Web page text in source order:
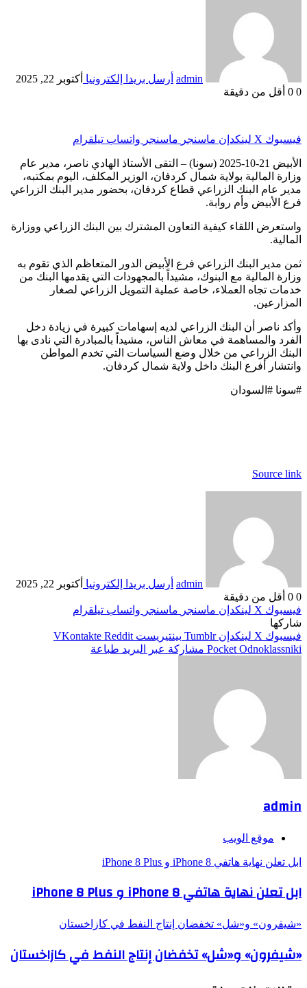
admin أرسل بريدا إلكترونيا أكتوبر 22, 2025
0
أقل من دقيقة
فيسبوك ‫X لينكدإن ماسنجر ماسنجر واتساب تيلقرام
الأبيض 21-10-2025 (سونا) – التقى الأستاذ الهادي ناصر، مدير عام
وزارة المالية بولاية شمال كردفان، الوزير المكلف، اليوم بمكتبه،
مدير عام البنك الزراعي قطاع كردفان، بحضور مدير البنك الزراعي
فرع الأبيض وأم روابة.
واستعرض اللقاء كيفية التعاون المشترك بين البنك الزراعي ووزارة
المالية.
ثمن مدير البنك الزراعي فرع الأبيض الدور المتعاظم الذي تقوم به
وزارة المالية مع البنوك، مشيداً بالمجهودات التي يقدمها البنك من
خدمات تجاه العملاء، خاصة عملية التمويل الزراعي لصغار
المزارعين.
وأكد ناصر أن البنك الزراعي لديه إسهامات كبيرة في زيادة دخل
الفرد والمساهمة في معاش الناس، مشيداً بالمبادرة التي نادى بها
البنك الزراعي من خلال وضع السياسات التي تخدم المواطن
وانتشار أفرع البنك داخل ولاية شمال كردفان.
#سونا #السودان
Source link
admin أرسل بريدا إلكترونيا أكتوبر 22, 2025
0
أقل من دقيقة
فيسبوك ‫X لينكدإن ماسنجر ماسنجر واتساب تيلقرام
شاركها
فيسبوك ‫X لينكدإن بينتيريست
Odnoklassniki
‫Pocket مشاركة عبر البريد طباعة
admin
موقع الويب
ابل تعلن نهاية هاتفي iPhone 8 و iPhone 8 Plus
ابل تعلن نهاية هاتفي iPhone 8 و iPhone 8 Plus
«شيفرون» و«شل» تخفضان إنتاج النفط في كازاخستان
«شيفرون» و«شل» تخفضان إنتاج النفط في كازاخستان